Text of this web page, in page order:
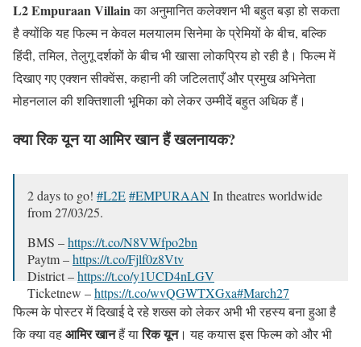
L2 Empuraan Villainका अनुमानित कलेक्शन भी बहुत बड़ा हो सकता
है क्योंकि यह फिल्म न केवल मलयालम सिनेमा के प्रेमियों के बीच, बल्कि
हिंदी, तमिल, तेलुगू दर्शकों के बीच भी खासा लोकप्रिय हो रही है। फिल्म में
दिखाए गए एक्शन सीक्वेंस, कहानी की जटिलताएँ और प्रमुख अभिनेता
मोहनलाल की शक्तिशाली भूमिका को लेकर उम्मीदें बहुत अधिक हैं।
क्या रिक यून या आमिर खान हैं खलनायक?
2 days to go! #L2E#EMPURAANIn theatres worldwide
from 27/03/25.
BMS –https://t.co/N8VWfpo2bn
Paytm –https://t.co/Fjlf0z8Vtv
District –https://t.co/y1UCD4nLGV
Ticketnew –https://t.co/wvQGWTXGxa#March27
@mohanlal#MuraliGopy@antonypbvr@aashirvadcine
@GokulamGopalan
…pic.twitter.com/XxRkMHNgr5
फिल्म के पोस्टर में दिखाई दे रहे शख्स को लेकर अभी भी रहस्य बना हुआ है
कि क्या वहआमिर खानहैं यारिक यून। यह कयास इस फिल्म को और भी